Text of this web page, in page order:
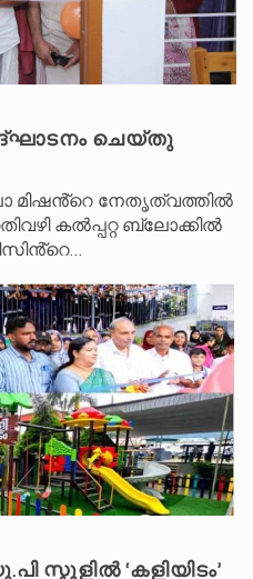
ചെയ്തു
മിഷൻ്റെ നേതൃത്വത്തിൽ
കൽപ്പറ്റ ബ്ലോക്കിൽ
സ്കൂ‌ളിൽ ‘കളിയിടം’